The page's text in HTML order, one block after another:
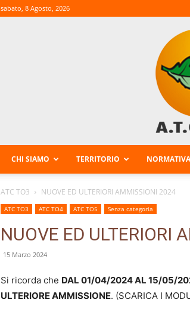
sabato, 8 Agosto, 2026
CHI SIAMO TERRITORIO NORMATIVA
ATC TO3 NUOVE ED ULTERIORI AMMISSIONI 2024
ATC TO3 ATC TO4 ATC TO5 Senza categoria
NUOVE ED ULTERIORI
15 Marzo 2024
Si ricorda che DAL 01/04/2024 AL 15/05/
ULTERIORE AMMISSIONE. (SCARICA I